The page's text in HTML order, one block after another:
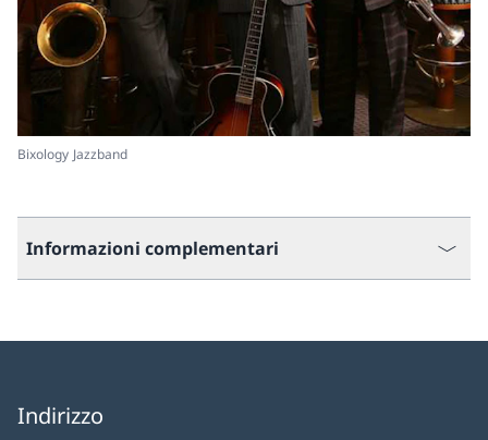
Bixology Jazzband
Informazioni complementari
Indirizzo